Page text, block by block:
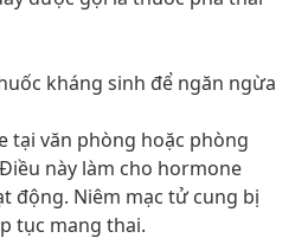
kháng sinh để ngăn ngừa
tại văn phòng hoặc phòng
này làm cho hormone
động. Niêm mạc tử cung bị
tục mang thai.